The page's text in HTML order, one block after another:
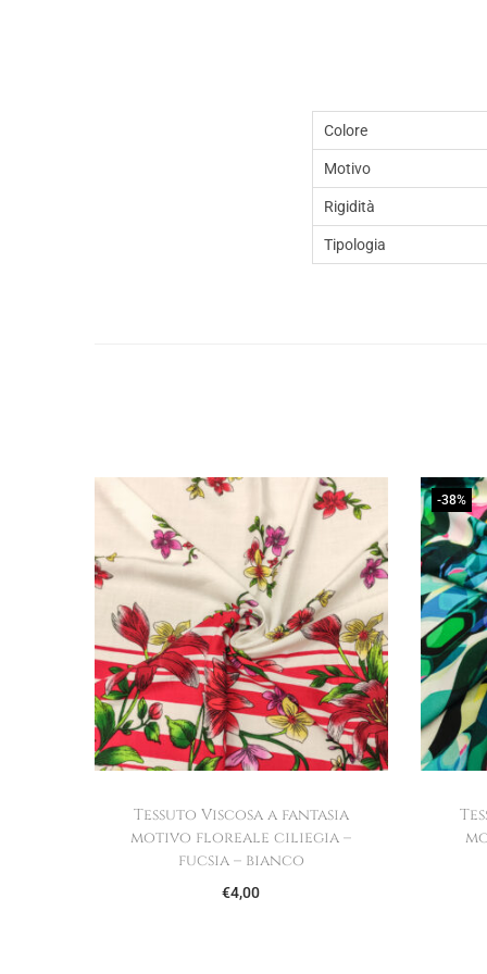
Colore
Motivo
Rigidità
Tipologia
Tessuto Viscosa a fantasia
motivo floreale ciliegia –
fucsia – bianco
€4,00
-38%